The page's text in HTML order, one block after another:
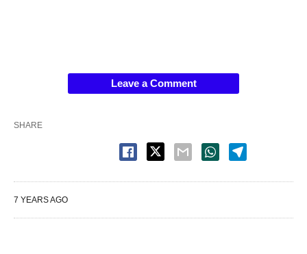
Leave a Comment
SHARE
7 YEARS AGO